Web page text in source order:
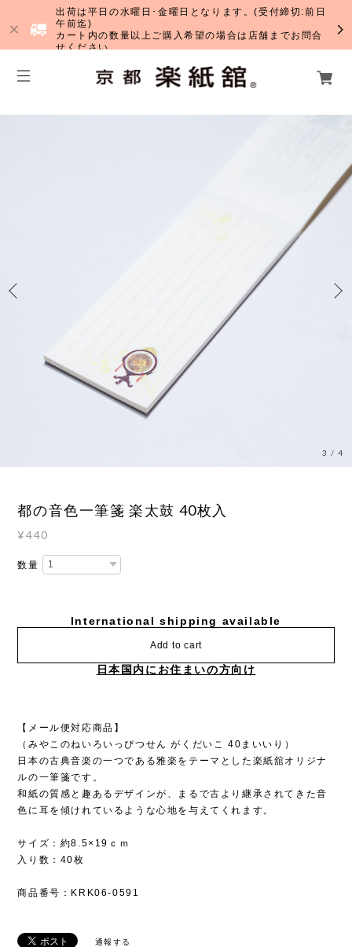
出荷は平日の水曜日･金曜日となります。(受付締切:前日
午前迄)
カート内の数量以上ご購入希望の場合は店舗までお問合
せください。
3 /4
都の音色一筆箋 楽太鼓 40枚入
¥440
数量
International shipping available
Add to cart
日本国内にお住まいの方向け
【メール便対応商品】
（みやこのねいろいっぴつせん がくだいこ 40まいいり）
日本の古典音楽の一つである雅楽をテーマとした楽紙舘オリジナ
ルの一筆箋です。
和紙の質感と趣あるデザインが、まるで古より継承されてきた音
色に耳を傾けれているような心地を与えてくれます。
サイズ：約8.5×19ｃｍ
入り数：40枚
商品番号：KRK06-0591
通報する